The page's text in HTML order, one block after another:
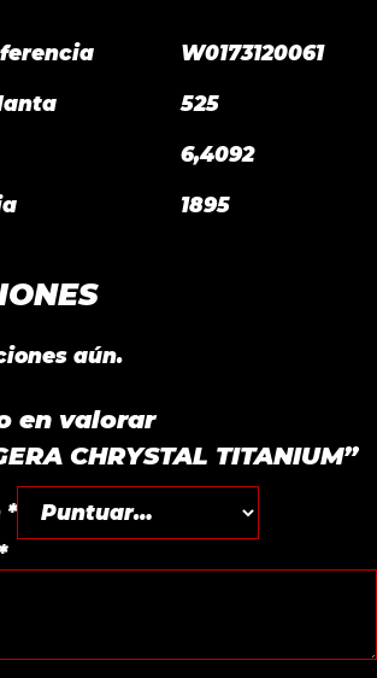
W0173120061
525
6,4092
1895
aún.
en valorar
CHRYSTAL TITANIUM”
*
*